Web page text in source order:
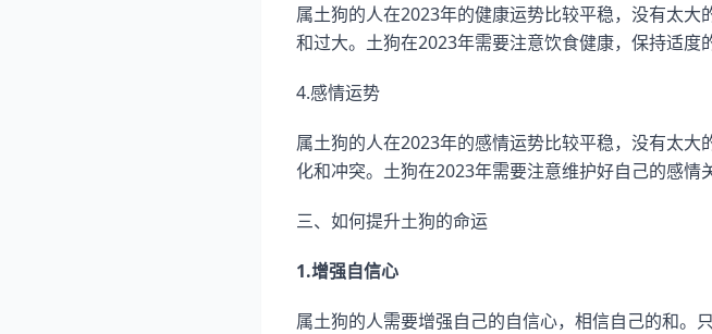
属土狗的人在2023年的健康运势比较平稳，没有太
和过大。土狗在2023年需要注意饮食健康，保持适度
4.感情运势
属土狗的人在2023年的感情运势比较平稳，没有太
化和冲突。土狗在2023年需要注意维护好自己的感情
三、如何提升土狗的命运
1.增强自信心
属土狗的人需要增强自己的自信心，相信自己的和。